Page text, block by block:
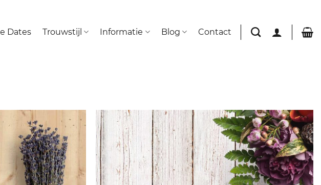
Dates Trouwstijl Informatie Blog Contact